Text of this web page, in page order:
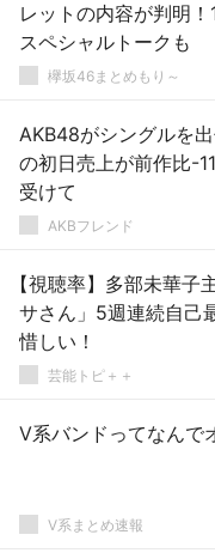
レットの内容が判明
スペシャルトークも
欅坂46まとめもり～
AKB48がシングルを
の初日売上が前作比-
受けて
AKBフレンド
【視聴率】多部未華子
サさん」5週連続自己
惜しい！
芸能トピ＋＋
V系バンドってなんで
V系まとめ速報